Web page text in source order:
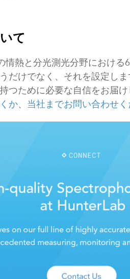
て
情熱と分光測光分野における
だけでなく、それを設定し
つために必要な自信をお届け
か、 当社までお問い合わせ